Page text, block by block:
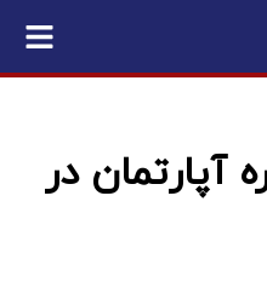
آپارتمان در